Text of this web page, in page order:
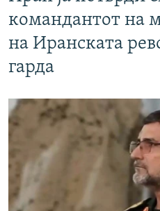
командантот на
на Иранската
гарда